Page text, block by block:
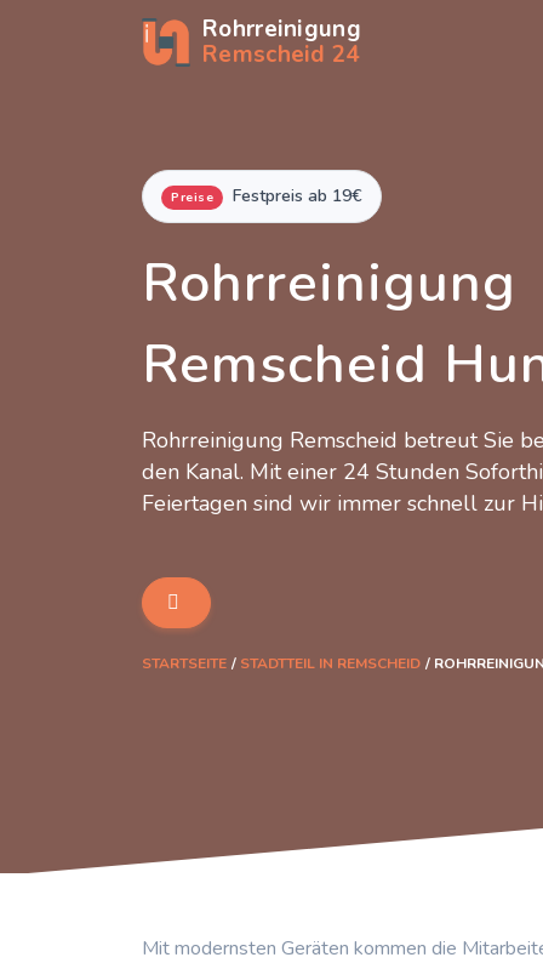
Rohrreinigung
Remscheid 24
Preise Festpreis ab 19€
Rohrreinigung
Remscheid
Rohrreinigung Remscheid betreut Sie
den Kanal. Mit einer 24 Stunden
Feiertagen sind wir immer schnell zur
STARTSEITE STADTTEIL IN REMSCHEID
Mit modernsten Geräten kommen die